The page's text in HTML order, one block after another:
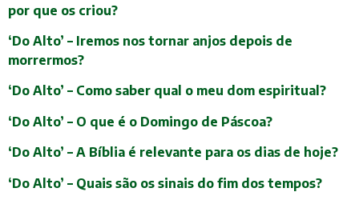
por que os criou?
‘Do Alto’ – Iremos nos tornar anjos depois de
morrermos?
‘Do Alto’ – Como saber qual o meu dom espiritual?
‘Do Alto’ – O que é o Domingo de Páscoa?
‘Do Alto’ – A Bíblia é relevante para os dias de hoje?
‘Do Alto’ – Quais são os sinais do fim dos tempos?